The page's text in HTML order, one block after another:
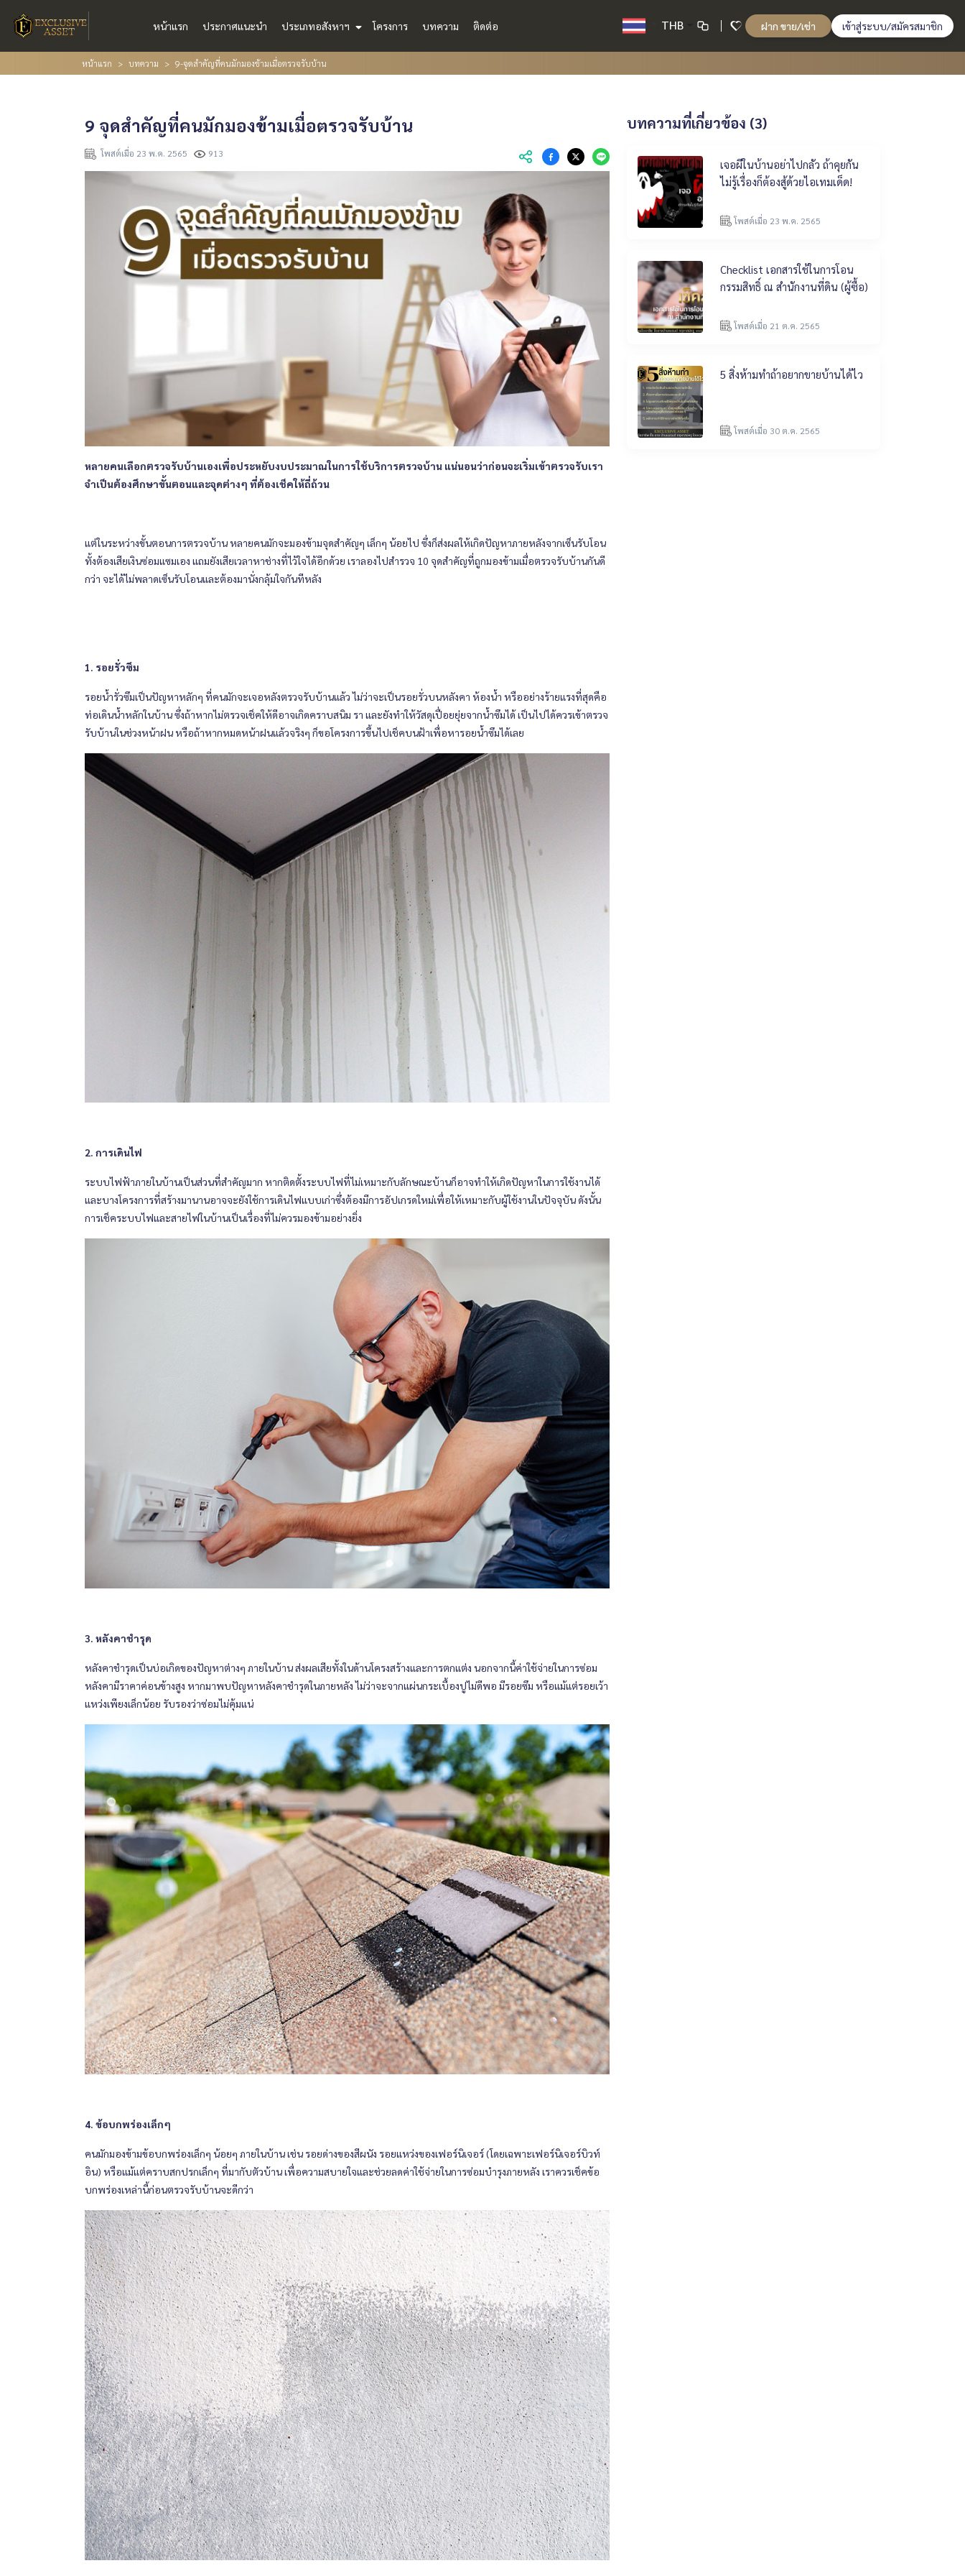
หน้าแรก ประกาศแนะนำ ประเภทอสังหาฯ โครงการ บทความ ติดต่อ THB ฝาก ขาย/เช่า เข้าสู่ระบบ/สมัครสมาชิก
หน้าแรก บทความ 9-จุดสำคัญที่คนมักมองข้ามเมื่อตรวจรับบ้าน
9 จุดสำคัญที่คนมักมองข้ามเมื่อตรวจรับบ้าน
โพสต์เมื่อ 23 พ.ค. 2565 913
หลายคนเลือกตรวจรับบ้านเองเพื่อประหยับงบประมาณในการใช้บริการตรวจบ้าน แน่นอนว่าก่อนจะเริ่มเข้าตรวจรับเรา
จำเป็นต้องศึกษาขั้นตอนและจุดต่างๆ ที่ต้องเช็คให้ถี่ถ้วน
แต่ในระหว่างขั้นตอนการตรวจบ้าน หลายคนมักจะมองข้ามจุดสำคัญๆ เล็กๆ น้อยไป ซึ่งก็ส่งผลให้เกิดปัญหาภายหลังจากเซ็นรับโอน
ทั้งต้องเสียเงินซ่อมแซมเอง แถมยังเสียเวลาหาช่างที่ไว้ใจได้อีกด้วย เราลองไปสำรวจ 10 จุดสำคัญที่ถูกมองข้ามเมื่อตรวจรับบ้านกันดี
กว่า จะได้ไม่พลาดเซ็นรับโอนและต้องมานั่งกลุ้มใจกันทีหลัง
1. รอยรั่วซึม
รอยน้ำรั่วซึมเป็นปัญหาหลักๆ ที่คนมักจะเจอหลังตรวจรับบ้านแล้ว ไม่ว่าจะเป็นรอยรั่วบนหลังคา ห้องน้ำ หรืออย่างร้ายแรงที่สุดคือ
ท่อเดินน้ำหลักในบ้าน ซึ่งถ้าหากไม่ตรวจเช็คให้ดีอาจเกิดคราบสนิม รา และยังทำให้วัสดุเปื่อยยุ่ยจากน้ำซึมได้ เป็นไปได้ควรเข้าตรวจ
รับบ้านในช่วงหน้าฝน หรือถ้าหากหมดหน้าฝนแล้วจริงๆ ก็ขอโครงการขึ้นไปเช็คบนฝ้าเพื่อหารอยน้ำซึมได้เลย
2. การเดินไฟ
ระบบไฟฟ้าภายในบ้านเป็นส่วนที่สำคัญมาก หากติดตั้งระบบไฟที่ไม่เหมาะกับลักษณะบ้านก็อาจทำให้เกิดปัญหาในการใช้งานได้
และบางโครงการที่สร้างมานานอาจจะยังใช้การเดินไฟแบบเก่าซึ่งต้องมีการอัปเกรดใหม่เพื่อให้เหมาะกับผู้ใช้งานในปัจจุบัน ดังนั้น
การเช็คระบบไฟและสายไฟในบ้านเป็นเรื่องที่ไม่ควรมองข้ามอย่างยิ่ง
3. หลังคาชำรุด
หลังคาชำรุดเป็นบ่อเกิดของปัญหาต่างๆ ภายในบ้าน ส่งผลเสียทั้งในด้านโครงสร้างและการตกแต่ง นอกจากนี้ค่าใช้จ่ายในการซ่อม
หลังคามีราคาค่อนข้างสูง หากมาพบปัญหาหลังคาชำรุดในภายหลัง ไม่ว่าจะจากแผ่นกระเบื้องปูไม่ดีพอ มีรอยซึม หรือแม้แต่รอยเว้า
แหว่งเพียงเล็กน้อย รับรองว่าซ่อมไม่คุ้มแน่
4. ข้อบกพร่องเล็กๆ
คนมักมองข้ามข้อบกพร่องเล็กๆ น้อยๆ ภายในบ้าน เช่น รอยด่างของสีผนัง รอยแหว่งของเฟอร์นิเจอร์ (โดยเฉพาะเฟอร์นิเจอร์บิวท์
อิน) หรือแม้แต่คราบสกปรกเล็กๆ ที่มากับตัวบ้าน เพื่อความสบายใจและช่วยลดค่าใช้จ่ายในการซ่อมบำรุงภายหลัง เราควรเช็คข้อ
บกพร่องเหล่านี้ก่อนตรวจรับบ้านจะดีกว่า
บทความที่เกี่ยวข้อง (3)
เจอผีในบ้านอย่าไปกลัว ถ้าคุยกัน
ไม่รู้เรื่องก็ต้องสู้ด้วยไอเทมเด็ด!
โพสต์เมื่อ 23 พ.ค. 2565
Checklist เอกสารใช้ในการโอน
กรรมสิทธิ์ ณ สำนักงานที่ดิน (ผู้ซื้อ)
โพสต์เมื่อ 21 ต.ค. 2565
5 สิ่งห้ามทำถ้าอยากขายบ้านได้ไว
โพสต์เมื่อ 30 ต.ค. 2565